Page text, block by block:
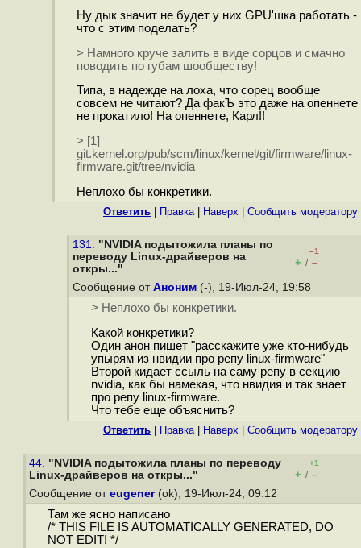
Ну дык значит не будет у них GPU'шка работать -
что с этим поделать?
> Намного круче залить в виде сорцов и смачно
поводить по губам шообществу!
Типа, в надежде на лоха, что сорец вообще
совсем не читают? Да факЪ это даже на опеннете
не прокатило! На опеннете, Карл!!
> [1]
git.kernel.org/pub/scm/linux/kernel/git/firmware/linux-
firmware.git/tree/nvidia
Неплохо бы конкретики.
Ответить Правка| Наверх Cообщить модератору
131. "NVIDIA подытожила планы по
переводу Linux-драйверов на
откры..."
–1
+ / –
Сообщение от Аноним (-), 19-Июл-24, 19:58
> Неплохо бы конкретики.
Какой конкретики?
Один анон пишет "расскажите уже кто-нибудь
упырям из нвидии про репу linux-firmware"
Второй кидает ссыль на саму репу в секцию
nvidia, как бы намекая, что нвидия и так знает
про репу linux-firmware.
Что тебе еще объяснить?
Ответить Правка| Наверх Cообщить модератору
44. "NVIDIA подытожила планы по переводу
Linux-драйверов на откры..."
+1
+ / –
Сообщение от eugener(ok), 19-Июл-24, 09:12
Там же ясно написано
/* THIS FILE IS AUTOMATICALLY GENERATED, DO
NOT EDIT! */